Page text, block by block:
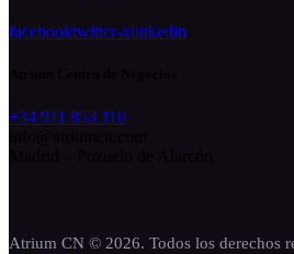
facebooktwitter-xlinkedin
+34 911 853 110
Atrium CN © 2026. Todos los derechos